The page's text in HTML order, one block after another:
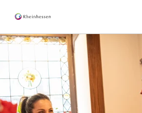
Wein & Genuss
Aktiv & Natur
Kultur & Städte